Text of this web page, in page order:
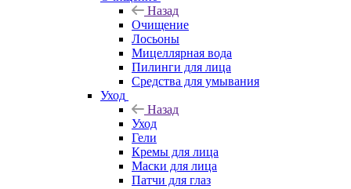
Назад
Очищение
Лосьоны
Мицеллярная вода
Пилинги для лица
Средства для умывания
Уход
Назад
Уход
Гели
Кремы для лица
Маски для лица
Патчи для глаз